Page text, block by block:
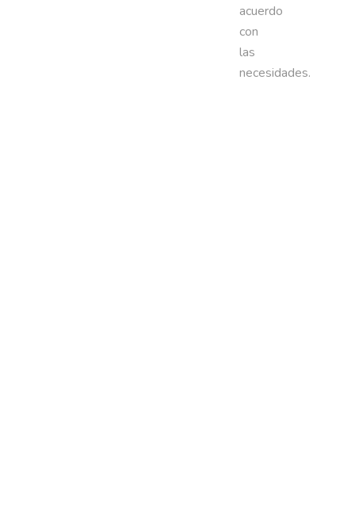
acuerdo
con
las
necesidades.